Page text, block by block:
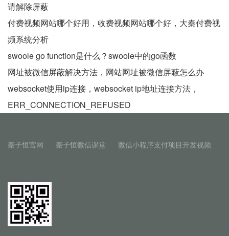
请解除屏蔽
付费视频网站哪个好用，收费视频网站哪个好，大秦付费视
频系统分析
swoole go function是什么？swoole中的go函数
网址被微信屏蔽解决方法，网站网址被微信屏蔽怎么办
websocket使用ip连接，websocket ip地址连接方法，
ERR_CONNECTION_REFUSED
秦子恒官网 秦子恒微信课堂 微信小程序支付项目开发视频